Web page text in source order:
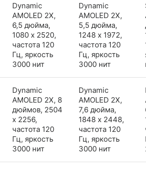
Dynamic
AMOLED 2X,
6,5 дюйма,
1080 x 2520,
частота 120
Гц, яркость
3000 нит
Dynamic
AMOLED 2X,
5,5 дюйма,
1248 x 1972,
частота 120
Гц, яркость
3000 нит
Dynamic
AMOLED 2X, 8
дюймов, 2504
x 2256,
частота 120
Гц, яркость
3000 нит
Dynamic
AMOLED 2X,
7,6 дюйма,
1848 x 2448,
частота 120
Гц, яркость
3000 нит